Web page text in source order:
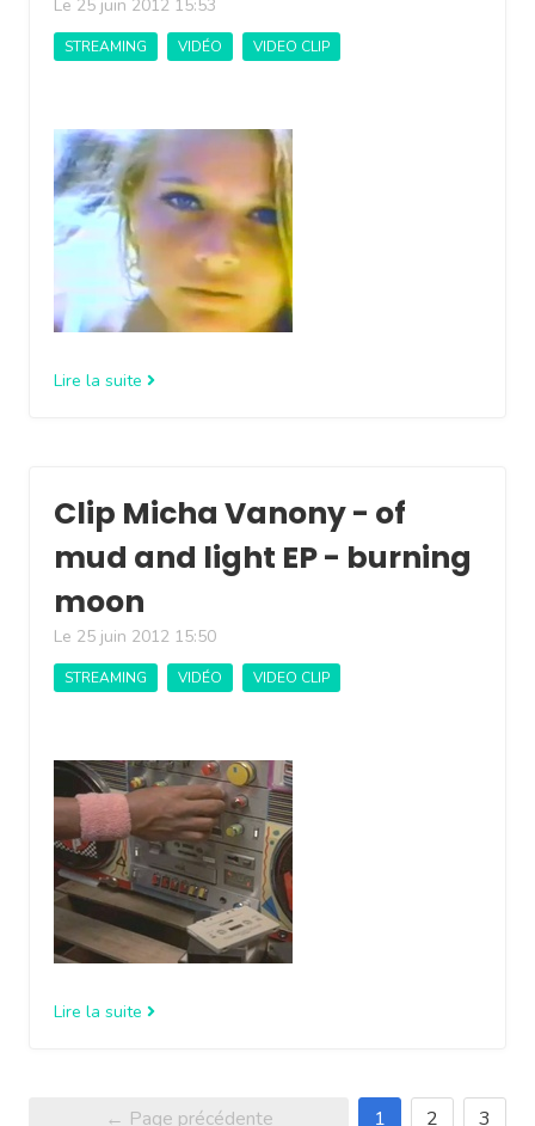
Le 25 juin 2012 15:53
STREAMING VIDÉO VIDEO CLIP
Lire la suite
Clip Micha Vanony - of
mud and light EP - burning
moon
Le 25 juin 2012 15:50
STREAMING VIDÉO VIDEO CLIP
Lire la suite
← Page précédente 1 2 3